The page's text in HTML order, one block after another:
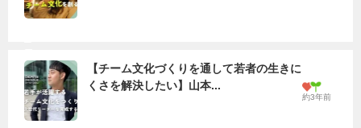
【チーム文化づくりを通して若者の生きに
くさを解決したい】山本...
約3年前